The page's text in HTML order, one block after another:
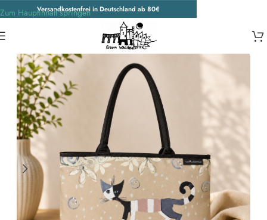
Versandkostenfrei in Deutschland ab 80€
Zum Hauptinhalt springen
Accessoires